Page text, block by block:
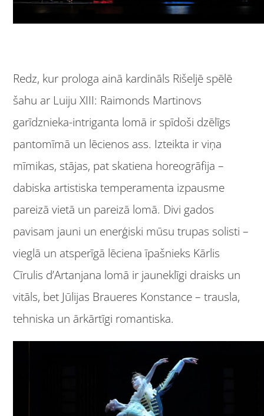
Redz, kur prologa ainā kardināls Rišeljē spēlē
šahu ar Luiju XIII: Raimonds Martinovs
garīdznieka-intriganta lomā ir spīdoši dzēlīgs
pantomīmā un lēcienos ass. Izteikta ir viņa
mīmikas, stājas, pat skatiena horeogrāfija –
dabiska artistiska temperamenta izpausme
pareizā vietā un pareizā lomā. Divi gados
pavisam jauni un enerģiski mūsu trupas solisti –
vieglā un atsperīgā lēciena īpašnieks Kārlis
Cīrulis d’Artanjana lomā ir jauneklīgi draisks un
vitāls, bet Jūlijas Braueres Konstance – trausla,
tehniska un ārkārtīgi romantiska.